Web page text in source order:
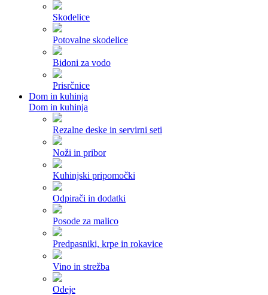
Skodelice
Potovalne skodelice
Bidoni za vodo
Prisrčnice
Dom in kuhinja
Dom in kuhinja
Rezalne deske in servirni seti
Noži in pribor
Kuhinjski pripomočki
Odpirači in dodatki
Posode za malico
Predpasniki, krpe in rokavice
Vino in strežba
Odeje